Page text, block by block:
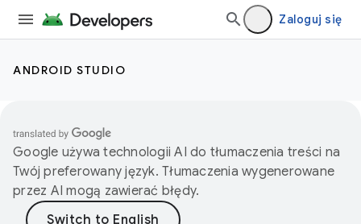
Zaloguj się
ANDROID STUDIO
Google używa technologii AI do tłumaczenia treści na
Twój preferowany język. Tłumaczenia wygenerowane
przez AI mogą zawierać błędy.